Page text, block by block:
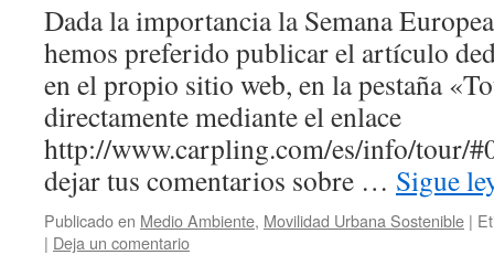
Dada la importancia la Semana
hemos preferido publicar el artículo
en el propio sitio web, en la pestaña
directamente mediante el enlace
http://www.carpling.com/es/info/tour/
dejar tus comentarios sobre … Sigue
Publicado en Medio Ambiente, Movilidad Urbana Sostenible |
| Deja un comentario